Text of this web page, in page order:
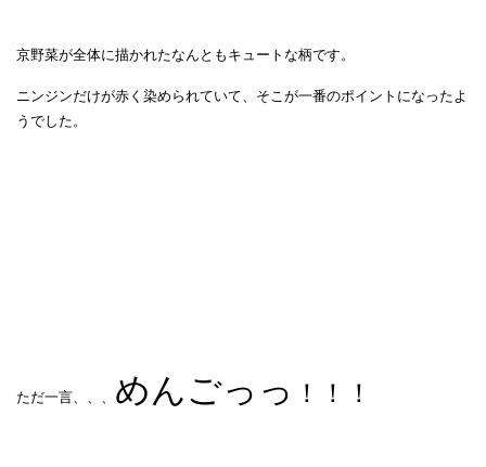
京野菜が全体に描かれたなんともキュートな柄です。
ニンジンだけが赤く染められていて、そこが一番のポイントになったよ
うでした。
ただ一言、、、 めんごっっ ！！！